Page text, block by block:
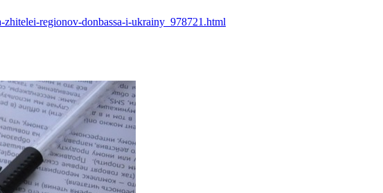
regionov-donbassa-i-ukrainy_978721.html